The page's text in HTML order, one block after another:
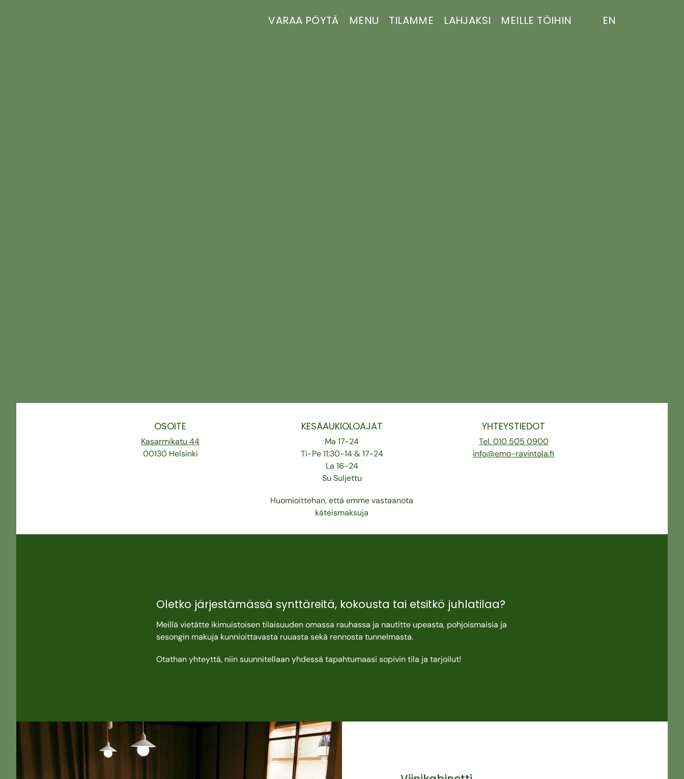
VARAA PÖYTÄ MENU TILAMME LAHJAKSI MEILLE TÖIHIN EN
OSOITE
Kasarmikatu 44
00130 Helsinki
KESÄAUKIOLOAJAT
Ma 17-24
Ti-Pe 11:30-14 & 17-24
La 16-24
Su Suljettu
Huomioittehan, että emme vastaanota
käteismaksuja
YHTEYSTIEDOT
Tel. 010 505 0900
info@emo-ravintola.fi
Oletko järjestämässä synttäreitä, kokousta tai etsitkö juhlatilaa?
Meillä vietätte ikimuistoisen tilaisuuden omassa rauhassa ja nautitte upeasta, pohjoismaisia ja
sesongin makuja kunnioittavasta ruuasta sekä rennosta tunnelmasta.
Otathan yhteyttä, niin suunnitellaan yhdessä tapahtumaasi sopivin tila ja tarjoilut!